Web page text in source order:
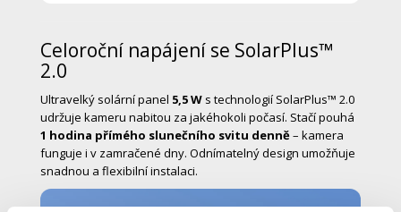
Celoroční napájení se SolarPlus™
2.0
Ultravelký solární panel 5,5 W s technologií SolarPlus™ 2.0
udržuje kameru nabitou za jakéhokoli počasí. Stačí pouhá
1 hodina přímého slunečního svitu denně– kamera
funguje i v zamračené dny. Odnímatelný design umožňuje
snadnou a flexibilní instalaci.